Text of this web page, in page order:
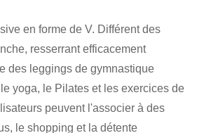
en forme de V. Différent des
resserrant efficacement
des leggings de gymnastique
yoga, le Pilates et les exercices de
peuvent l'associer à des
le shopping et la détente